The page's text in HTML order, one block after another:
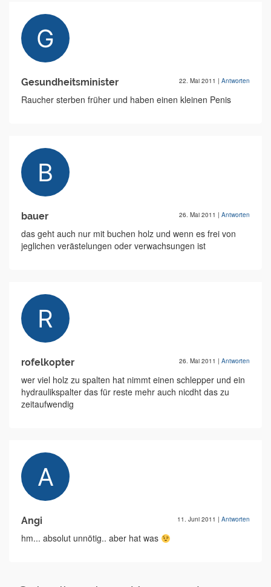
Gesundheitsminister 22. Mai 2011 | Antworten
Raucher sterben früher und haben einen kleinen Penis
bauer 26. Mai 2011 | Antworten
das geht auch nur mit buchen holz und wenn es frei von
jeglichen verästelungen oder verwachsungen ist
rofelkopter 26. Mai 2011 | Antworten
wer viel holz zu spalten hat nimmt einen schlepper und ein
hydraulikspalter das für reste mehr auch nicdht das zu
zeitaufwendig
Angi 11. Juni 2011 | Antworten
hm... absolut unnötig.. aber hat was